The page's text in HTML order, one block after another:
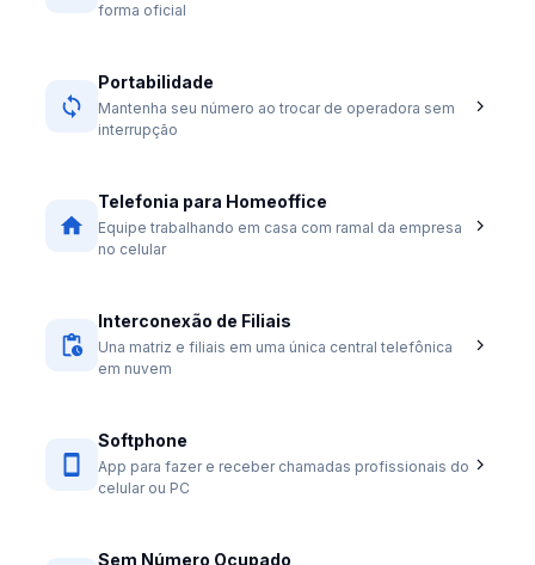
forma oficial
Portabilidade
Mantenha seu número ao trocar de operadora sem
interrupção
Telefonia para Homeoffice
Equipe trabalhando em casa com ramal da empresa
no celular
Interconexão de Filiais
Una matriz e filiais em uma única central telefônica
em nuvem
Softphone
App para fazer e receber chamadas profissionais do
celular ou PC
Sem Número Ocupado